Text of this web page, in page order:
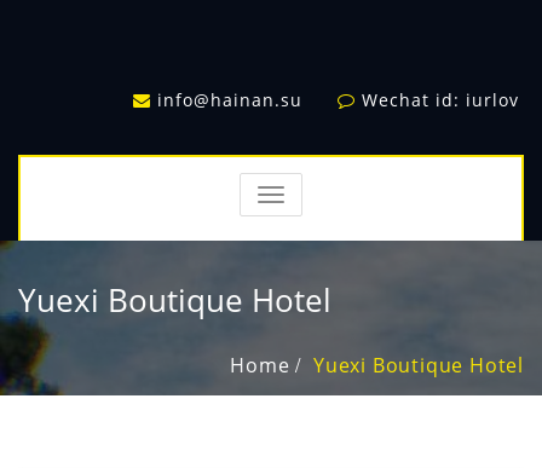
info@hainan.su Wechat id: iurlov
TOGGLE
NAVIGATION
Yuexi Boutique Hotel
Home Yuexi Boutique Hotel